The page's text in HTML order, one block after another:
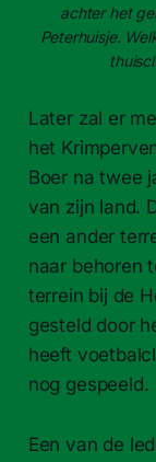
achter het
Peterhuisje.
Later zal er
het
Boer na twee
van zijn land.
een ander
naar behoren
terrein bij de
gesteld door
heeft
nog gespeeld.
Een van de